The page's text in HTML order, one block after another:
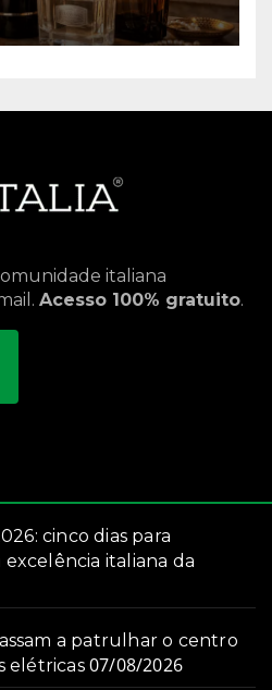
italiana
Acesso 100% gratuito.
cinco dias para
italiana da
a patrulhar o centro
elétricas 07/08/2026